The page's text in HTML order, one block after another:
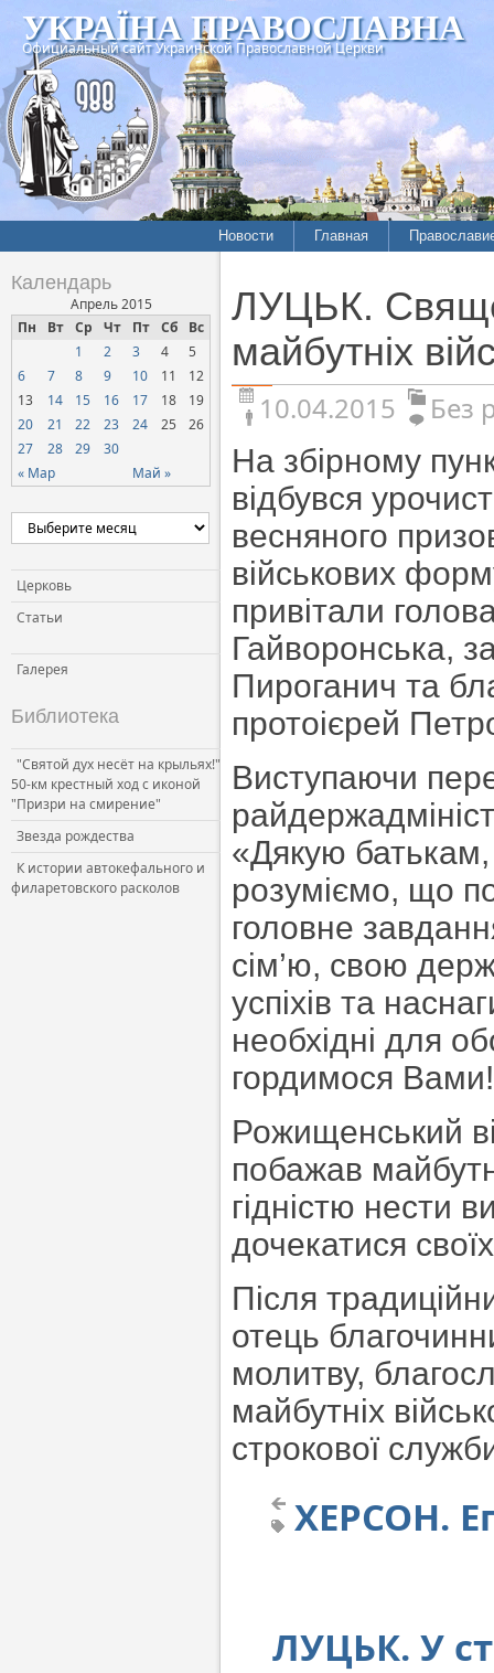
УКРАЇНА ПРАВОСЛАВНА
Официальный сайт Украинской Православной Церкви
Новости Главная
Календарь
Апрель 2015
Пн
Вт Ср Чт Пт Сб Вс
« Мар Май »
1 2 3 4
5
6
7 8 9 10 11
12
13
14 15 16 17 18
19
20
21 22 23 24 25
26
27
28 29 30
Церковь
Статьи
Галерея
Библиотека
"Святой дух несёт на крыльях!"
50-км крестный ход с иконой
"Призри на смирение"
Звезда рождества
К истории автокефального и
филаретовского расколов
ЛУЦЬК.
майбутніх
10.04.2015
Без
На збірному
відбувся
весняного
військових
привітали
Гайворонська,
Пироганич та
протоієрей
Виступаючи
«Дякую
розуміємо, що
головне
сім’ю, свою
успіхів та
необхідні для
гордимося
Рожищенський
побажав
гідністю нести
дочекатися
Після
отець
молитву,
майбутніх
строкової
ХЕРСОН.
ЛУЦЬК. У